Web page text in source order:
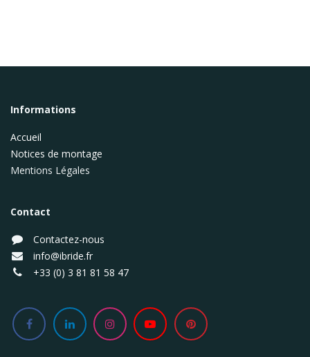
Informations
Accueil
Notices de montage
Mentions Légales
Contact
Contactez-nous
info@ibride.fr
+33 (0) 3 81 81 58 47